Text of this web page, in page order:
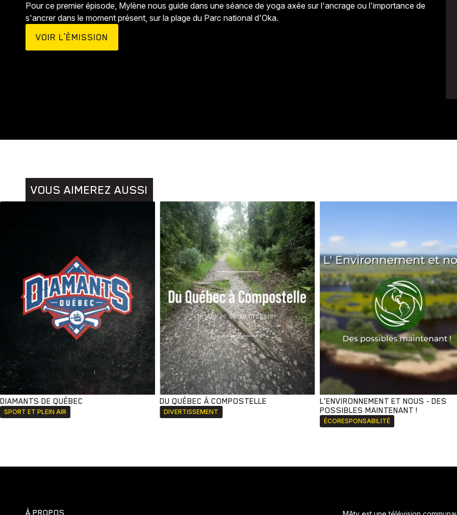
Pour ce premier épisode, Mylène nous guide dans une séance de yoga axée sur l'ancrage ou l'importance de
s'ancrer dans le moment présent, sur la plage du Parc national d'Oka.
VOIR L’ÉMISSION
VOUS AIMEREZ AUSSI
DIAMANTS DE QUÉBEC
SPORT ET PLEIN AIR
DU QUÉBEC À COMPOSTELLE
DIVERTISSEMENT
L'ENVIRONNEMENT ET NOUS - DES
POSSIBLES MAINTENANT !
ÉCORESPONSABILITÉ
À PROPOS